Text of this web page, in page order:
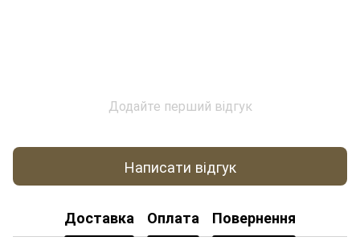
Додайте перший відгук
Написати відгук
Доставка Оплата Повернення